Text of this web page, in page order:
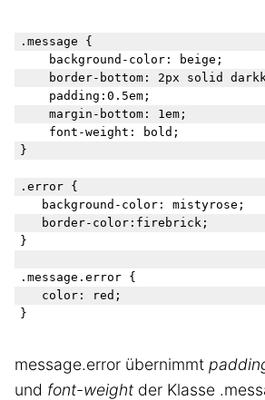
.message {
    background-color: beige;
border-bottom: 2px solid
    padding:0.5em;
    margin-bottom: 1em;
    font-weight: bold;
}
.error {
}
.message.error {
message.error übernimmt
und font-weight der Klasse